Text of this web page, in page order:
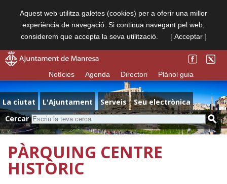
Aquest web utilitza galetes (cookies) per a oferir una millor
experiència de navegació. Si continua navegant pel web,
considerem que accepta la seva utilització.
[ Acceptar ]
Notícies Agenda Directori Plànol guia
La ciutat L'Ajuntament Serveis
Seu electrònica
Cercar
PÀRQUING CENTRE
HISTÒRIC